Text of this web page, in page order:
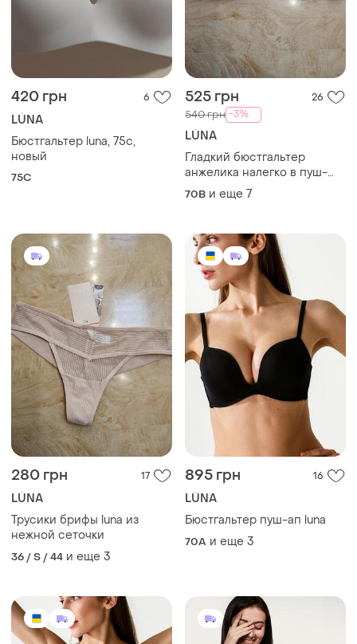
420 грн 6
LÚNA
Бюстгальтер luna, 75c,
новый
75C
525 грн 26
540 грн -3%
LÚNA
Гладкий бюстгальтер
анжелика налегко в пуш-
апе luna.
70B и еще 7
280 грн 17
LÚNA
Трусики брифы luna из
нежной сеточки
36 / S / 44 и еще 3
895 грн 16
LÚNA
Бюстгальтер пуш-ап luna
70A и еще 3